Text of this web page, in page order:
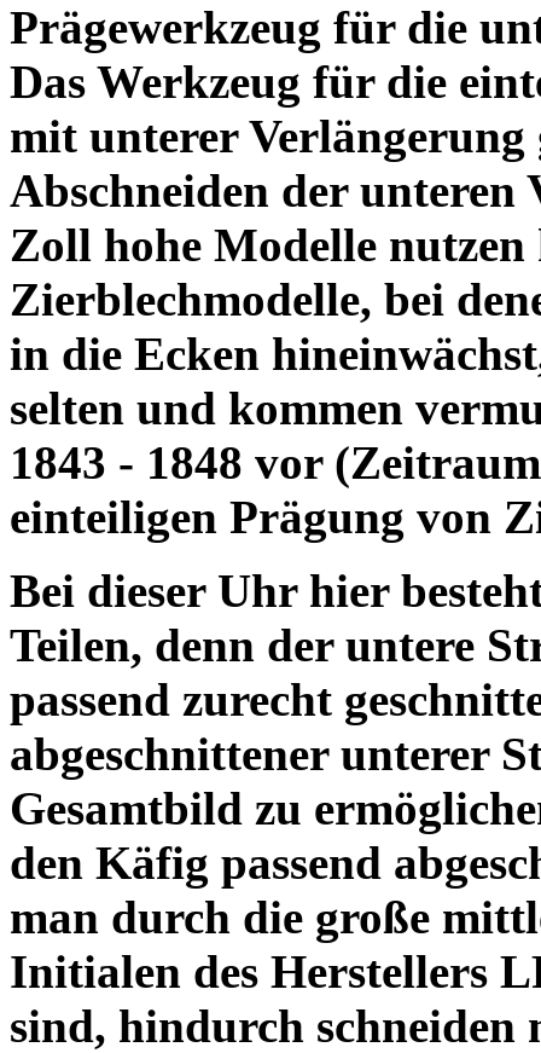
Prägewerkzeug für die
Das Werkzeug für die
mit unterer Verlängerung
Abschneiden der
Zoll hohe Modelle
Zierblechmodelle, bei
in die Ecken
selten und kommen
1843 - 1848 vor
einteiligen Prägung von
Bei dieser Uhr hier
Teilen, denn der untere
passend zurecht
abgeschnittener unterer
Gesamtbild zu
den Käfig passend
man durch die große
Initialen des Herstellers
sind, hindurch schneiden